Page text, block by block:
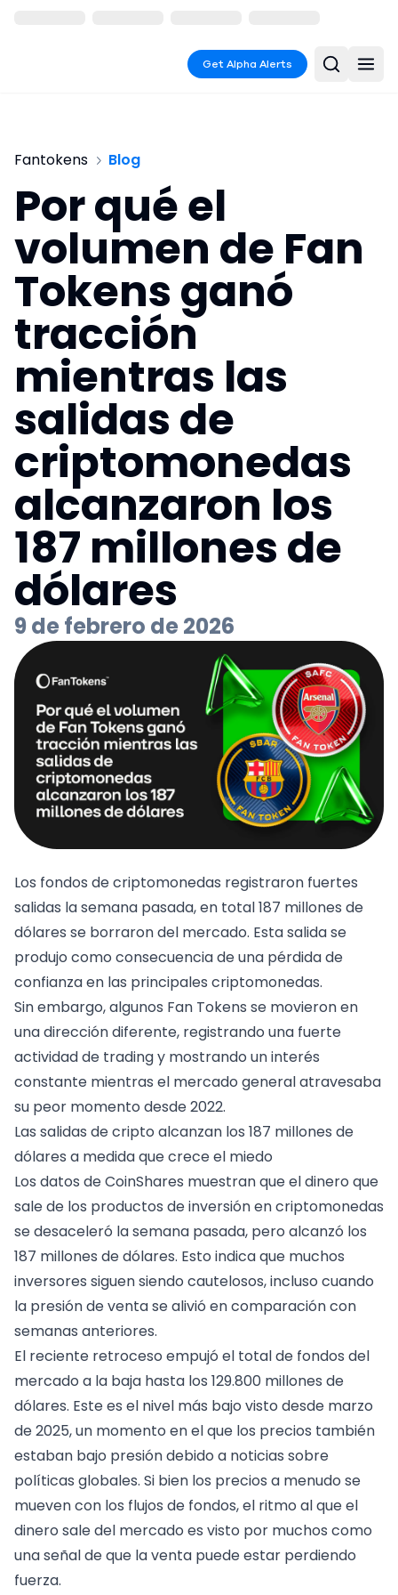
Get Alpha Alerts
Fantokens Blog
Por qué el
volumen de Fan
Tokens ganó
tracción
mientras las
salidas de
criptomonedas
alcanzaron los
187 millones de
dólares
9 de febrero de 2026
Los fondos de criptomonedas registraron fuertes
salidas la semana pasada, en total 187 millones de
dólares se borraron del mercado. Esta salida se
produjo como consecuencia de una pérdida de
confianza en las principales criptomonedas.
Sin embargo, algunos Fan Tokens se movieron en
una dirección diferente, registrando una fuerte
actividad de trading y mostrando un interés
constante mientras el mercado general atravesaba
su peor momento desde 2022.
Las salidas de cripto alcanzan los 187 millones de
dólares a medida que crece el miedo
Los datos de CoinShares muestran queel dinero que
salede los productos de inversión en criptomonedas
se desaceleró la semana pasada, pero alcanzó los
187 millones de dólares. Esto indica que muchos
inversores siguen siendo cautelosos, incluso cuando
la presión de venta se alivió en comparación con
semanas anteriores.
El reciente retroceso empujó el total de fondos del
mercado a la baja hasta los 129.800 millones de
dólares. Este es el nivel más bajo visto desde marzo
de 2025, un momento en el que los precios también
estaban bajo presión debido a noticias sobre
políticas globales. Si bien los precios a menudo se
mueven con los flujos de fondos, el ritmo al que el
dinero sale del mercado es visto por muchos como
una señal de que la venta puede estar perdiendo
fuerza.